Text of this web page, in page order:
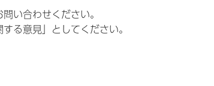
い合わせください。
る意見」としてください。